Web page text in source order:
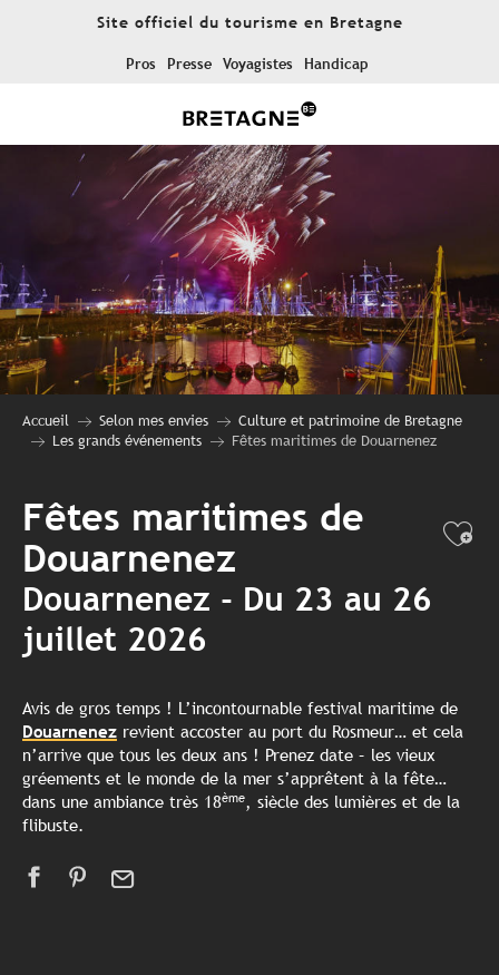
Site officiel du tourisme en Bretagne
Pros Presse Voyagistes Handicap
Accueil Selon mes envies
Culture et patrimoine de Bretagne
Les grands événements
Fêtes maritimes de Douarnenez
Fêtes maritimes de
Douarnenez
Douarnenez - Du 23 au 26
juillet 2026
Avis de gros temps ! L’incontournable festival maritime de
Douarnenez revient accoster au port du Rosmeur… et cela
n’arrive que tous les deux ans ! Prenez date – les vieux
gréements et le monde de la mer s’apprêtent à la fête…
dans une ambiance très 18ème, siècle des lumières et de la
flibuste.